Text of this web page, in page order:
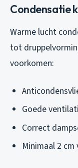
Condensatie
Warme lucht
tot
voorkomen:
Goede
Correct
Minimaal 2